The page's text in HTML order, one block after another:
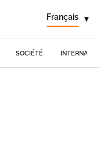
Français ▾
SOCIÉTÉ